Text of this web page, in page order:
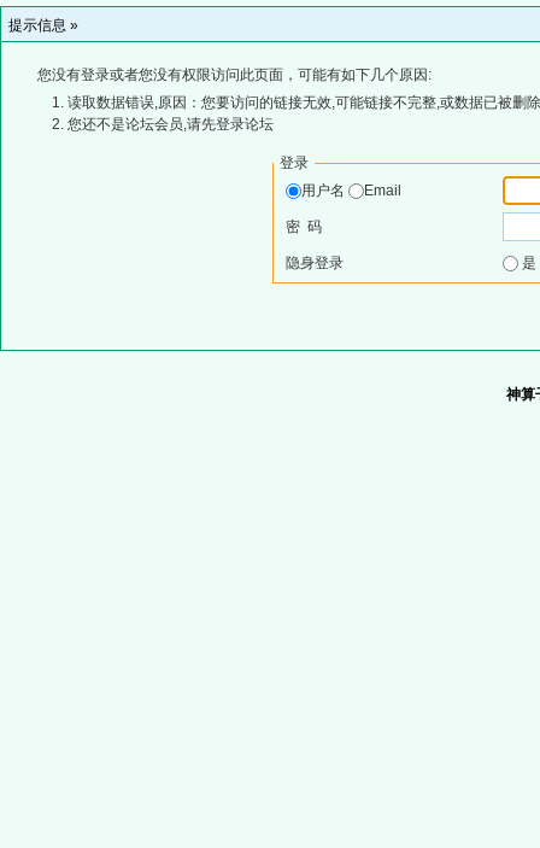
提示信息 »
您没有登录或者您没有权限访问此页面，可能有如下几个原因:
读取数据错误,原因：您要访问的链接无效,可能链接不完整,或数据已被删
您还不是论坛会员,请先登录论坛
登录
用户名
Email
密 码
隐身登录
神算